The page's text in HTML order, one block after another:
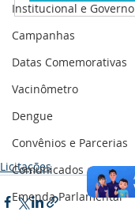
Institucional e Governo
Campanhas
Datas Comemorativas
Vacinômetro
Dengue
Convênios e Parcerias
Comunicados e Avisos
Emenda Parlamentar
Licitações